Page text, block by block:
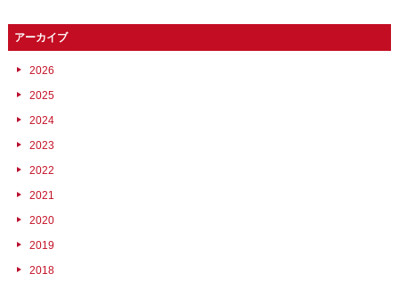
アーカイブ
2026
2025
2024
2023
2022
2021
2020
2019
2018